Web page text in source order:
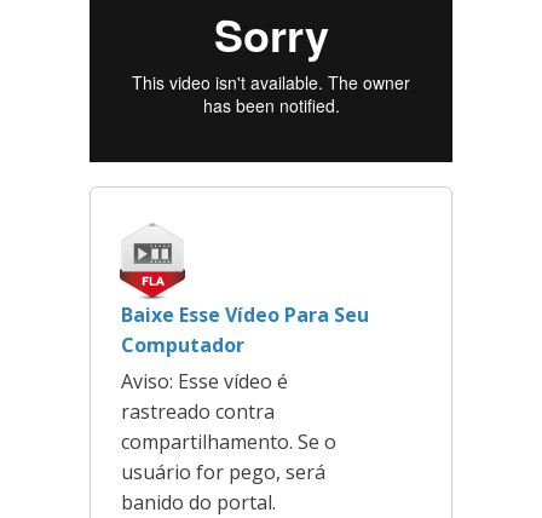
Baixe Esse Vídeo Para Seu
Computador
Aviso: Esse vídeo é
rastreado contra
compartilhamento. Se o
usuário for pego, será
banido do portal.